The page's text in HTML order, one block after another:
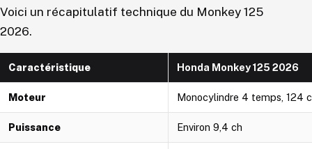
Voici un récapitulatif technique du Monkey 125
2026.
Caractéristique Honda Monkey 125 2026
Moteur Monocylindre 4 temps, 124
Puissance Environ 9,4 ch